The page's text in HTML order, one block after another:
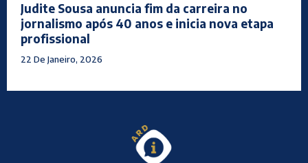
Judite Sousa anuncia fim da carreira no
jornalismo após 40 anos e inicia nova etapa
profissional
22 De Janeiro, 2026